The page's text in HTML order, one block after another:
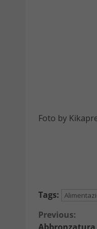
Foto by
Tags:
Continue
Previous: